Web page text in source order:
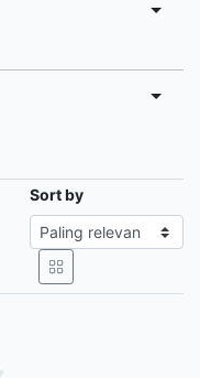
Sort by